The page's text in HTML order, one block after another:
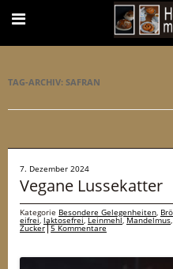
TAG-ARCHIV: SAFRAN
7. Dezember 2024
Vegane Lussekatter
Kategorie Besondere Gelegenheiten,
eifrei, laktosefrei,Leinmehl,Mandelmus
Zucker 5 Kommentare